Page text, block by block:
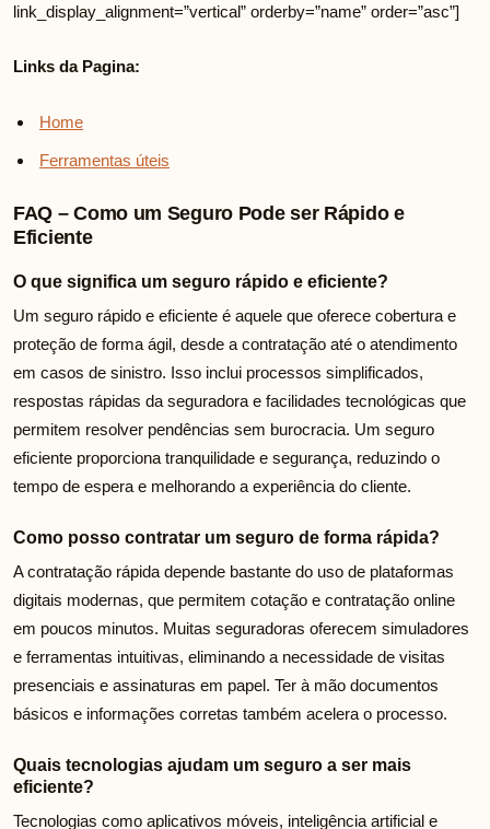
link_display_alignment=”vertical” orderby=”name” order=”asc”]
Links da Pagina:
Home
Ferramentas úteis
FAQ – Como um Seguro Pode ser Rápido e
Eficiente
O que significa um seguro rápido e eficiente?
Um seguro rápido e eficiente é aquele que oferece cobertura e
proteção de forma ágil, desde a contratação até o atendimento
em casos de sinistro. Isso inclui processos simplificados,
respostas rápidas da seguradora e facilidades tecnológicas que
permitem resolver pendências sem burocracia. Um seguro
eficiente proporciona tranquilidade e segurança, reduzindo o
tempo de espera e melhorando a experiência do cliente.
Como posso contratar um seguro de forma rápida?
A contratação rápida depende bastante do uso de plataformas
digitais modernas, que permitem cotação e contratação online
em poucos minutos. Muitas seguradoras oferecem simuladores
e ferramentas intuitivas, eliminando a necessidade de visitas
presenciais e assinaturas em papel. Ter à mão documentos
básicos e informações corretas também acelera o processo.
Quais tecnologias ajudam um seguro a ser mais
eficiente?
Tecnologias como aplicativos móveis, inteligência artificial e